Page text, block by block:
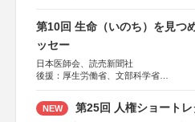
第10回 生命（いのち）を見つ
ッセー
日本医師会、読売新聞社
後援：厚生労働省、文部科学省
しん生命保険株式会社
NEW 第25回 人権ショートレ